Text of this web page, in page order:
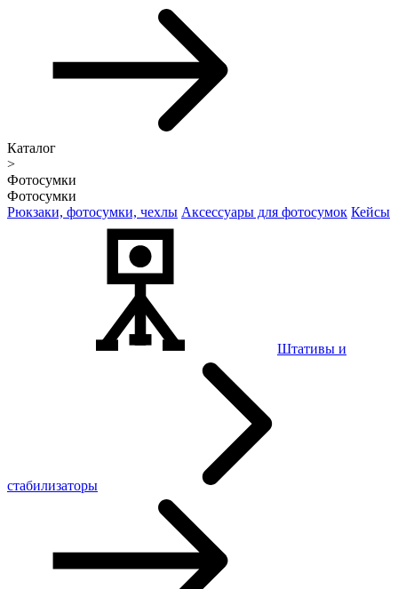
Каталог
>
Фотосумки
Фотосумки
Рюкзаки, фотосумки, чехлы Аксессуары для фотосумок Кейсы
Штативы и
стабилизаторы